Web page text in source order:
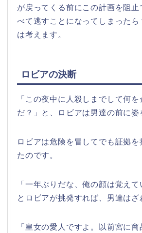
が戻ってくる前にこの計画を阻止
べて逃すことになってしまったら
は考えます。
ロビアの決断
「この夜中に人殺しまでして何
だ？」と、ロビアは男達の前に姿
ロビアは危険を冒してでも証拠を
たのです。
「一年ぶりだな、俺の顔は覚えて
とロビアが挑発すれば、男達はざ
「皇女の愛人ですよ。以前宮に